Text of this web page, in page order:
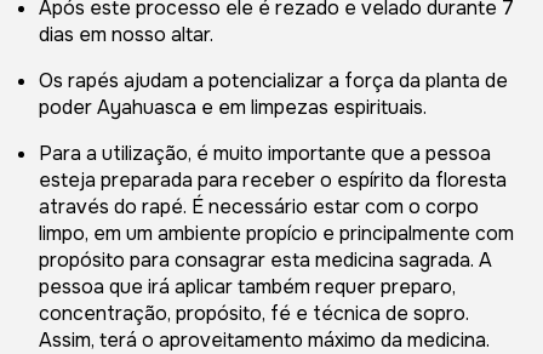
Após este processo ele é rezado e velado durante 7
dias em nosso altar.
Os rapés ajudam a potencializar a força da planta de
poder Ayahuasca e em limpezas espirituais.
Para a utilização, é muito importante que a pessoa
esteja preparada para receber o espírito da floresta
através do rapé. É necessário estar com o corpo
limpo, em um ambiente propício e principalmente com
propósito para consagrar esta medicina sagrada. A
pessoa que irá aplicar também requer preparo,
concentração, propósito, fé e técnica de sopro.
Assim, terá o aproveitamento máximo da medicina.